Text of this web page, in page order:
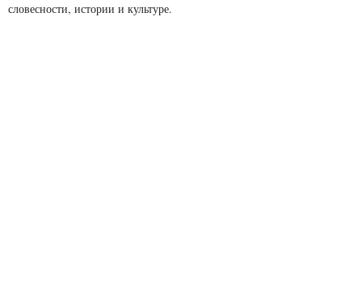
словесности, истории и культуре.